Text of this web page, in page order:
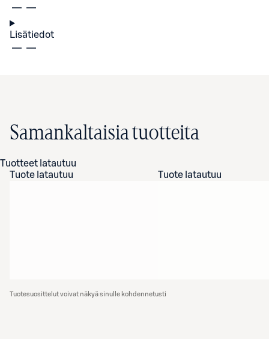
Lisätiedot
Samankaltaisia tuotteita
Tuotteet latautuu
Tuote latautuu
Tuote latautuu
Tuotesuosittelut voivat näkyä sinulle kohdennetusti